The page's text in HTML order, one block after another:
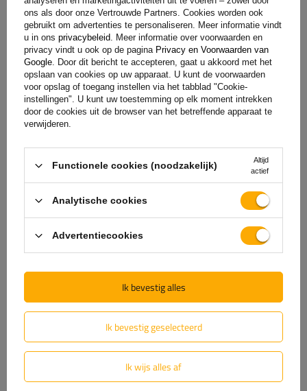
Specificaties
Levering
Stel uw vraag
Beoordelingen(0)
Laat uw mening achter
5/5
De inhoud van uw beoordeling
ons als door onze Vertrouwde Partners. Cookies worden ook
gebruikt om advertenties te personaliseren. Meer informatie vindt
u in ons privacybeleid. Meer informatie over voorwaarden en
privacy vindt u ook op de pagina Privacy en Voorwaarden van
Google. Door dit bericht te accepteren, gaat u akkoord met het
opslaan van cookies op uw apparaat. U kunt de voorwaarden
voor opslag of toegang instellen via het tabblad "Cookie-
instellingen". U kunt uw toestemming op elk moment intrekken
door de cookies uit de browser van het betreffende apparaat te
verwijderen.
Functionele cookies (noodzakelijk)
Altijd
actief
Analytische cookies
Advertentiecookies
Ik bevestig geselecteerd
Ik wijs alles af
Ik bevestig alles